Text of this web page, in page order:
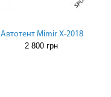
Автотент Mimir Х-2018
2 800 грн